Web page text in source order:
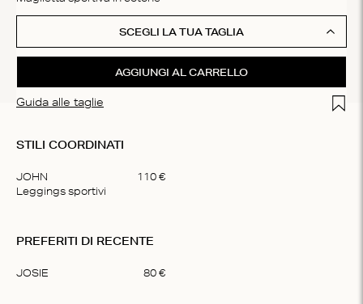
SCEGLI LA TUA TAGLIA
Guida alle taglie Add
AGGIUNGI AL CARRELLO
STILI COORDINATI
JOHN
Leggings sportivi
110 €
of
PREFERITI DI RECENTE
JOSIE 80 €